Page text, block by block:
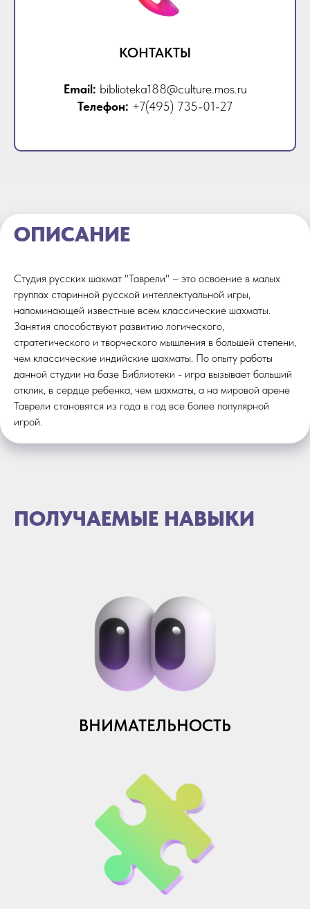
КОНТАКТЫ
Email: biblioteka188@culture.mos.ru
Телефон: +7(495) 735-01-27
ОПИСАНИЕ
Студия русских шахмат "Таврели" – это освоение в малых
группах старинной русской интеллектуальной игры,
напоминающей известные всем классические шахматы.
Занятия способствуют развитию логического,
стратегического и творческого мышления в большей степени,
чем классические индийские шахматы. По опыту работы
данной студии на базе Библиотеки - игра вызывает больший
отклик, в сердце ребенка, чем шахматы, а на мировой арене
Таврели становятся из года в год все более популярной
игрой.
ПОЛУЧАЕМЫЕ НАВЫКИ
ВНИМАТЕЛЬНОСТЬ